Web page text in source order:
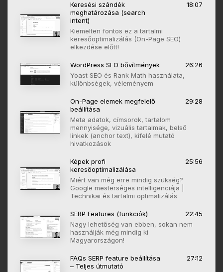
Keresési szándék
meghatározása (search
intent)
18:07
Kiemelten fontos ez a tartalmi
keresőoptimalizálás (On-Page SEO)
elkezdése előtt!
WordPress SEO bővítmények
26:26
Yoast SEO és Rank Math használata,
különbségek, véleményem
On-Page elemek megfelelő
beállítása
29:28
Meta adatok, címsorok, tartalom
mennyisége, vizuális tartalmak, belső
linkek (anchor text), kifelé mutató
hivatkozások
Képek profi
keresőoptimalizálása
25:56
Miért van még erre mindig szükség?
Google mesterséges intelligenciája |
Technikai és tartalmi optimalizálás
SERP Features (funkciók)
22:45
Nagy lehetőség van ebben, sokan nem
használják még mindig ki
Magyarországon!
FAQs SERP feature beállítása
– Teljes útmutató
27:12